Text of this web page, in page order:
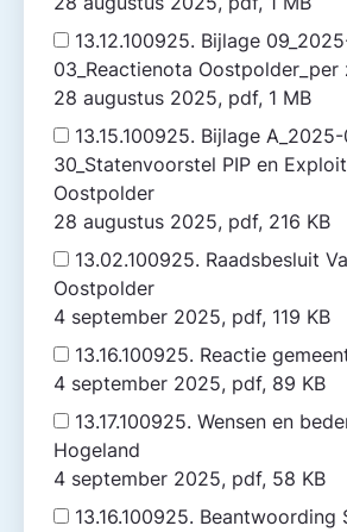
13.12.100925. Bijlage
03_Reactienota Oostpolder_per
28 augustus 2025, pdf, 1 MB
13.15.100925. Bijlage
30_Statenvoorstel PIP en
Oostpolder
28 augustus 2025, pdf, 216 KB
13.02.100925. Raadsbesluit
Oostpolder
4 september 2025, pdf, 119 KB
13.16.100925. Reactie
4 september 2025, pdf, 89 KB
13.17.100925. Wensen en
Hogeland
4 september 2025, pdf, 58 KB
13.16.100925.